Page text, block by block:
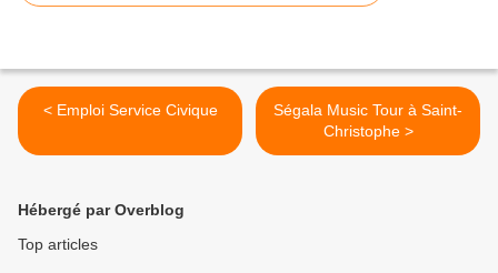
< Emploi Service Civique
Ségala Music Tour à Saint-
Christophe >
Hébergé par Overblog
Top articles